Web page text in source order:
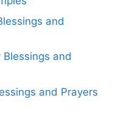
and
and
and Prayers